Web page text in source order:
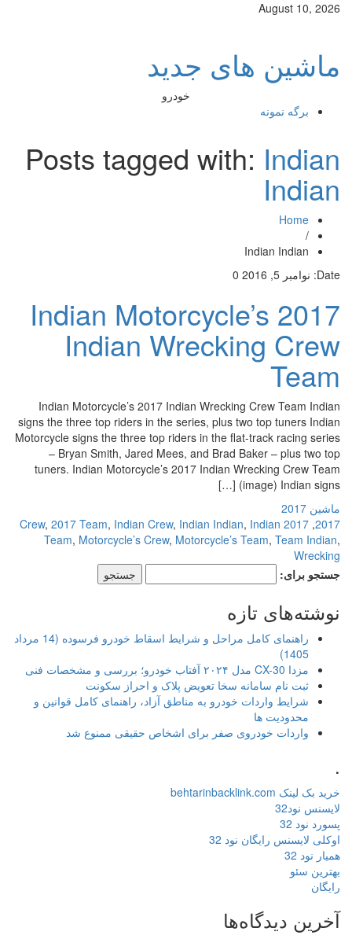
August 10, 2026
ماشین های جدید
خودرو
برگه نمونه
Posts tagged with:Indian
Indian
Home
/
Indian Indian
Date: نوامبر 5, 2016 0
Indian Motorcycle’s 2017
Indian Wrecking Crew
Team
Indian Motorcycle’s 2017 Indian Wrecking Crew Team Indian
signs the three top riders in the series, plus two top tuners Indian
Motorcycle signs the three top riders in the flat-track racing series
– Bryan Smith, Jared Mees, and Brad Baker – plus two top
tuners. Indian Motorcycle’s 2017 Indian Wrecking Crew Team
(image) Indian signs […]
ماشین 2017
2017
,
2017 Crew
,2017 Team,Indian Crew,Indian Indian,Indian
Team,Motorcycle’s Crew,Motorcycle’s Team,Team Indian
Wrecking
جستجو برای:
نوشته‌های تازه
راهنمای کامل مراحل و شرایط اسقاط خودرو فرسوده (14 مرداد
1405)
مزدا CX-30 مدل ۲۰۲۴ آفتاب خودرو؛ بررسی و مشخصات فنی
ثبت نام سامانه سخا تعویض پلاک و احراز سکونت
شرایط واردات خودرو به مناطق آزاد، راهنمای کامل قوانین و
محدودیت ها
واردات خودروی صفر برای اشخاص حقیقی ممنوع شد
خرید بک لینک behtarinbacklink.com
لایسنس نود32
پسورد نود 32
اوکلی لایسنس رایگان نود 32
همیار نود 32
بهترین سئو
رایگان
آخرین دیدگاه‌ها